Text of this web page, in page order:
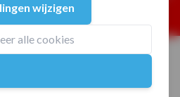
wijzigen
alle cookies
fitnesstoestellen, boksartikelen,
vanaf 19 aug.
studio Gymball zwart, 55 cm